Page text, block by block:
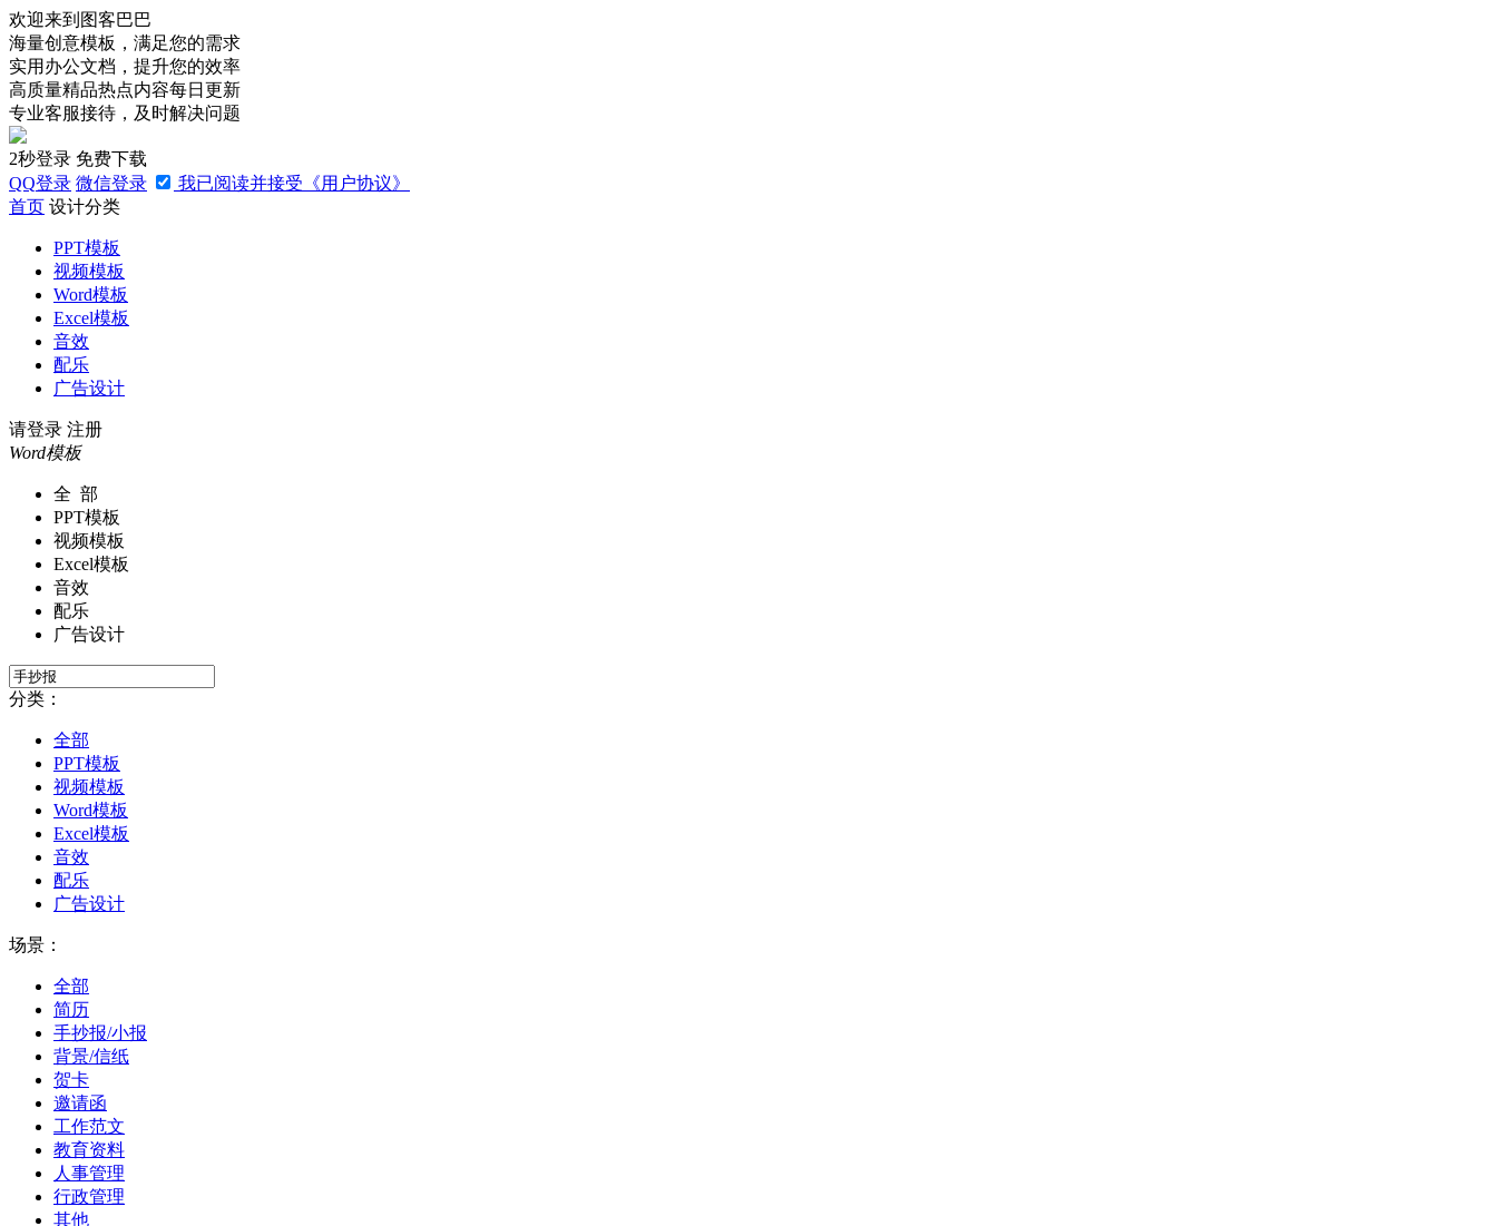
欢迎来到图客巴巴
海量创意模板，满足您的需求
实用办公文档，提升您的效率
高质量精品热点内容每日更新
专业客服接待，及时解决问题
2秒登录 免费下载
QQ登录 微信登录
我已阅读并接受《用户协议》
首页 设计分类
PPT模板
视频模板
Word模板
Excel模板
音效
配乐
广告设计
请登录 注册
Word模板
全 部
PPT模板
视频模板
Excel模板
音效
配乐
广告设计
分类：
全部
PPT模板
视频模板
Word模板
Excel模板
音效
配乐
广告设计
场景：
全部
简历
手抄报/小报
背景/信纸
贺卡
邀请函
工作范文
教育资料
人事管理
行政管理
其他